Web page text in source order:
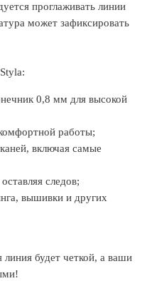
проглаживать линии
может зафиксировать
0,8 мм для высокой
работы;
включая самые
следов;
вышивки и других
будет четкой, а ваши